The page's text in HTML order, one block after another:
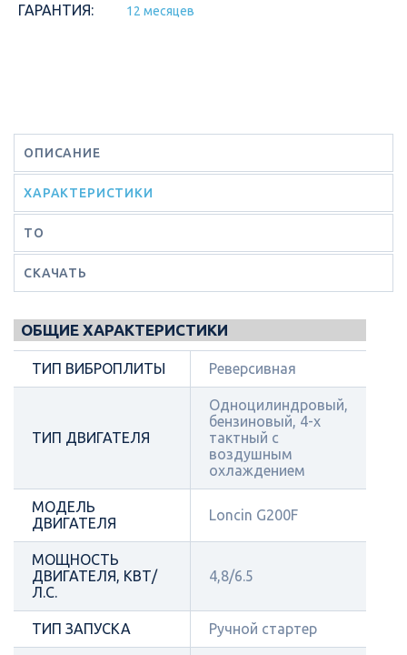
ГАРАНТИЯ: 12 месяцев
ОПИСАНИЕ
ХАРАКТЕРИСТИКИ
ТО
СКАЧАТЬ
ОБЩИЕ ХАРАКТЕРИСТИКИ
ТИП ВИБРОПЛИТЫ Реверсивная
ТИП ДВИГАТЕЛЯ
Одноцилиндровый,
бензиновый, 4-х
тактный с
воздушным
охлаждением
МОДЕЛЬ
ДВИГАТЕЛЯ
Loncin G200F
МОЩНОСТЬ
ДВИГАТЕЛЯ, КВТ/
Л.С.
4,8/6.5
ТИП ЗАПУСКА Ручной стартер